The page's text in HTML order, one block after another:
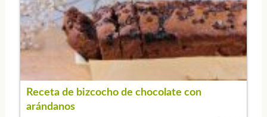
Receta de bizcocho de chocolate con
arándanos